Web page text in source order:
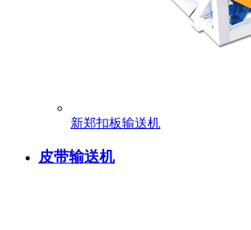
新郑扣板输送机
皮带输送机